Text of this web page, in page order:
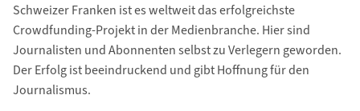
Schweizer Franken ist es weltweit das erfolgreichste
Crowdfunding-Projekt in der Medienbranche. Hier sind
Journalisten und Abonnenten selbst zu Verlegern geworden.
Der Erfolg ist beeindruckend und gibt Hoffnung für den
Journalismus.